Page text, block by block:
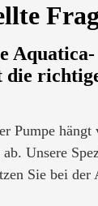
Aquatica-
die
Pumpe hängt
Unsere
Sie bei der